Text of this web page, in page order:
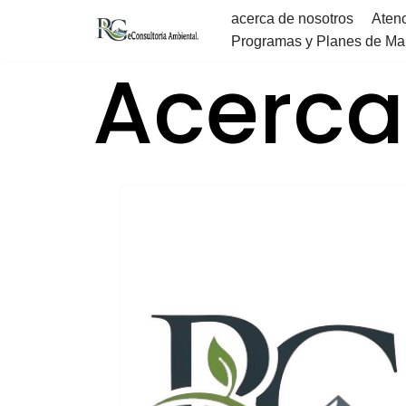
acerca de nosotros
Programas y Planes de